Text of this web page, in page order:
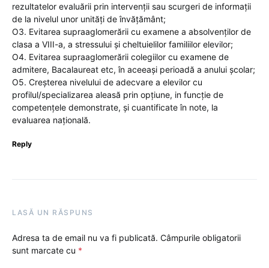
rezultatelor evaluării prin intervenții sau scurgeri de informații
de la nivelul unor unități de învățământ;
O3. Evitarea supraaglomerării cu examene a absolvenților de
clasa a VIII-a, a stressului și cheltuielilor familiilor elevilor;
O4. Evitarea supraaglomerării colegiilor cu examene de
admitere, Bacalaureat etc, în aceeași perioadă a anului școlar;
O5. Creșterea nivelului de adecvare a elevilor cu
profilul/specializarea aleasă prin opțiune, in funcție de
competențele demonstrate, și cuantificate în note, la
evaluarea națională.
Reply
LASĂ UN RĂSPUNS
Adresa ta de email nu va fi publicată. Câmpurile obligatorii
sunt marcate cu *